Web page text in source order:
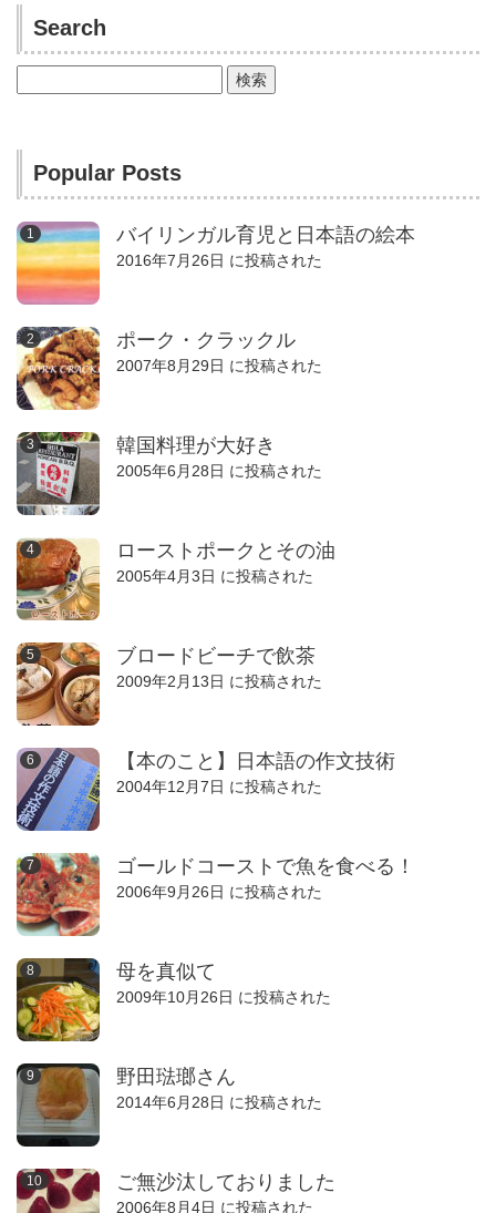
Search
索:
Popular Posts
バイリンガル育児と日本語の絵本
2016年7月26日 に投稿された
ポーク・クラックル
2007年8月29日 に投稿された
韓国料理が大好き
2005年6月28日 に投稿された
ローストポークとその油
2005年4月3日 に投稿された
ブロードビーチで飲茶
2009年2月13日 に投稿された
【本のこと】日本語の作文技術
2004年12月7日 に投稿された
ゴールドコーストで魚を食べる！
2006年9月26日 に投稿された
母を真似て
2009年10月26日 に投稿された
野田琺瑯さん
2014年6月28日 に投稿された
ご無沙汰しておりました
2006年8月4日 に投稿された